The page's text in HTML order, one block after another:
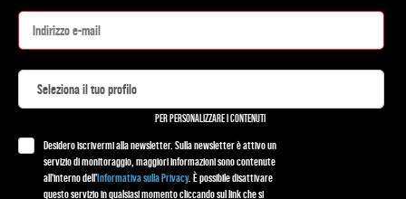
PER PERSONALIZZARE I CONTENUTI
Desidero iscrivermi alla newsletter. Sulla newsletter è attivo un
servizio di monitoraggio, maggiori informazioni sono contenute
all'interno dell'Informativa sulla Privacy. È possibile disattivare
questo servizio in qualsiasi momento cliccando sul link che si